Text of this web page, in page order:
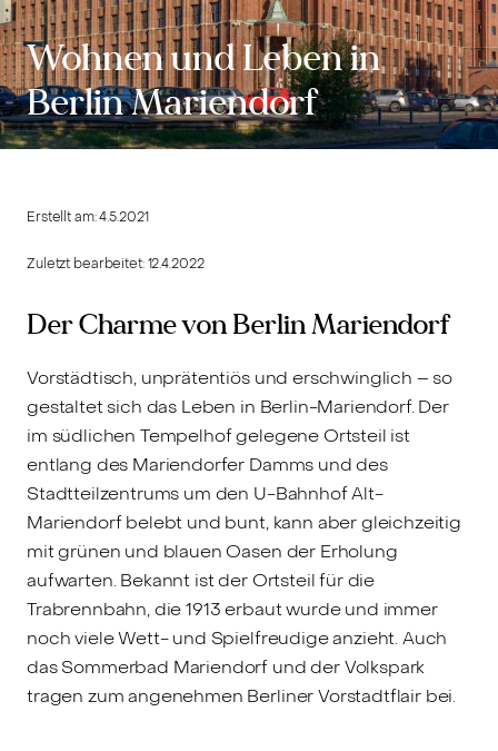
Wohnen und Leben in
Berlin Mariendorf
Erstellt am:4.5.2021
Zuletzt bearbeitet:12.4.2022
Der Charme von Berlin Mariendorf
Vorstädtisch, unprätentiös und erschwinglich – so
gestaltet sich das Leben in Berlin-Mariendorf. Der
im südlichen Tempelhof gelegene Ortsteil ist
entlang des Mariendorfer Damms und des
Stadtteilzentrums um den U-Bahnhof Alt-
Mariendorf belebt und bunt, kann aber gleichzeitig
mit grünen und blauen Oasen der Erholung
aufwarten. Bekannt ist der Ortsteil für die
Trabrennbahn, die 1913 erbaut wurde und immer
noch viele Wett- und Spielfreudige anzieht. Auch
das Sommerbad Mariendorf und der Volkspark
tragen zum angenehmen Berliner Vorstadtflair bei.